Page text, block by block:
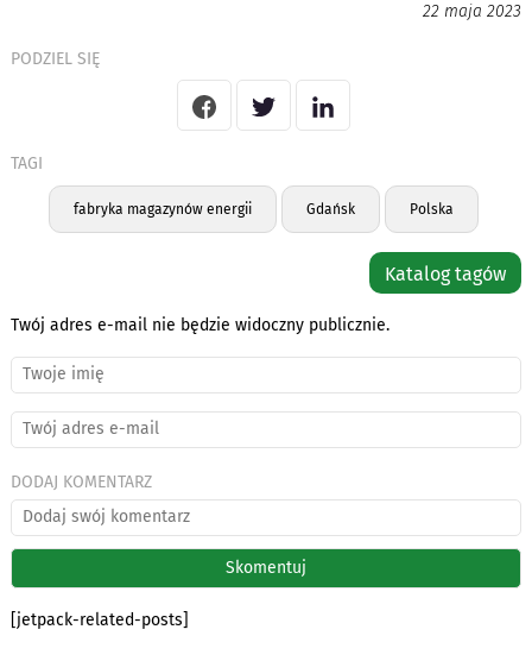
22 maja 2023
PODZIEL SIĘ
TAGI
fabryka magazynów energii Gdańsk Polska
Katalog tagów
Twój adres e-mail nie będzie widoczny publicznie.
DODAJ KOMENTARZ
[jetpack-related-posts]